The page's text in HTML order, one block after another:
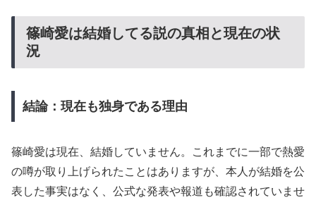
篠崎愛は結婚してる説の真相と現在の状
況
結論：現在も独身である理由
篠崎愛は現在、結婚していません。これまでに一部で熱愛
の噂が取り上げられたことはありますが、本人が結婚を公
表した事実はなく、公式な発表や報道も確認されていませ